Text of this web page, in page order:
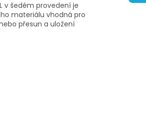
v šedém provedení je
materiálu vhodná pro
přesun a uložení